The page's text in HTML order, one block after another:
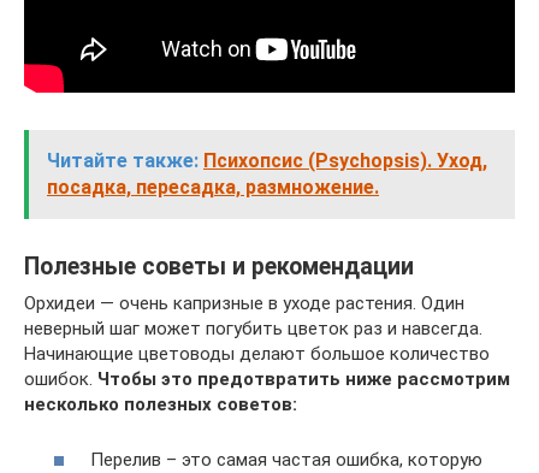
Читайте также: Психопсис (Psychopsis). Уход,
посадка, пересадка, размножение.
Полезные советы и рекомендации
Орхидеи — очень капризные в уходе растения. Один
неверный шаг может погубить цветок раз и навсегда.
Начинающие цветоводы делают большое количество
ошибок. Чтобы это предотвратить ниже рассмотрим
несколько полезных советов:
Перелив – это самая частая ошибка, которую